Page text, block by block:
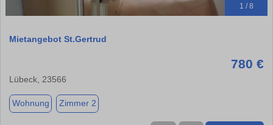
1 / 8
Mietangebot St.Gertrud
780 €
Lübeck, 23566
Wohnung Zimmer 2